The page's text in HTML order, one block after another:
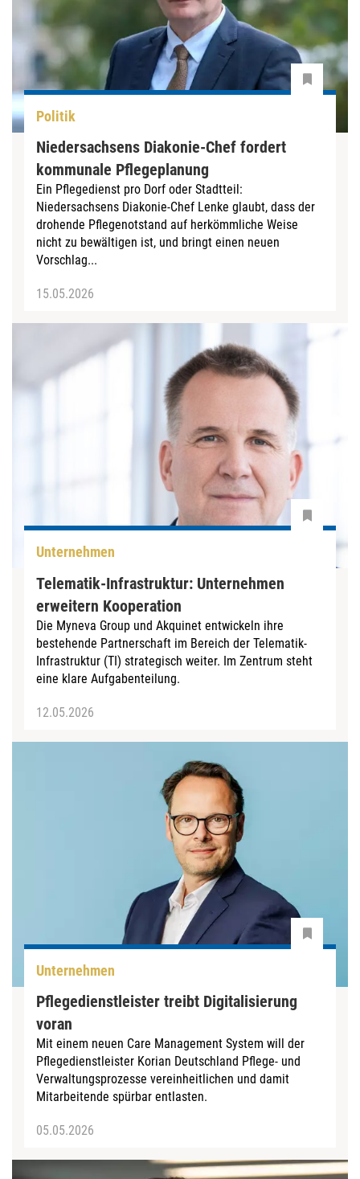
Politik
Niedersachsens Diakonie-Chef fordert
kommunale Pflegeplanung
Ein Pflegedienst pro Dorf oder Stadtteil:
Niedersachsens Diakonie-Chef Lenke glaubt, dass der
drohende Pflegenotstand auf herkömmliche Weise
nicht zu bewältigen ist, und bringt einen neuen
Vorschlag...
15.05.2026
Unternehmen
Telematik-Infrastruktur: Unternehmen
erweitern Kooperation
Die Myneva Group und Akquinet entwickeln ihre
bestehende Partnerschaft im Bereich der Telematik-
Infrastruktur (TI) strategisch weiter. Im Zentrum steht
eine klare Aufgabenteilung.
12.05.2026
Unternehmen
Pflegedienstleister treibt Digitalisierung
voran
Mit einem neuen Care Management System will der
Pflegedienstleister Korian Deutschland Pflege- und
Verwaltungsprozesse vereinheitlichen und damit
Mitarbeitende spürbar entlasten.
05.05.2026